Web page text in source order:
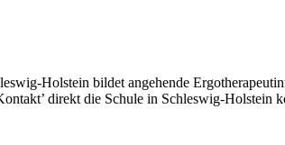
Holstein bildet angehende
direkt die Schule in Schleswig-